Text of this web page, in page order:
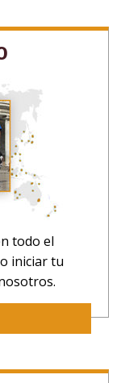
todo el
iniciar tu